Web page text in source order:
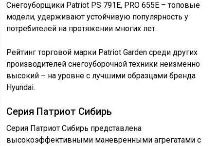
Снегоуборщики Patriot PS 791Е, PRO 655Е – топовые
модели, удерживают устойчивую популярность у
потребителей на протяжении многих лет.
Рейтинг торговой марки Patriot Garden среди других
производителей снегоуборочной техники неизменно
высокий – на уровне с лучшими образцами бренда
Hyundai.
Серия Патриот Сибирь
Серия Патриот Сибирь представлена
высокоэффективными маневренными агрегатами с